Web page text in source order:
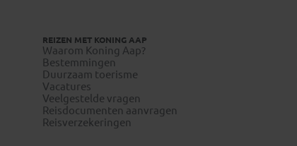
REIZEN MET KONING AAP
Waarom Koning Aap?
Bestemmingen
Duurzaam toerisme
Vacatures
Veelgestelde vragen
Reisdocumenten aanvragen
Reisverzekeringen